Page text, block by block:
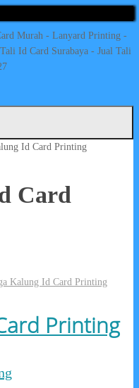
Id Card Printing
Card
Kalung Id Card Printing
Printing